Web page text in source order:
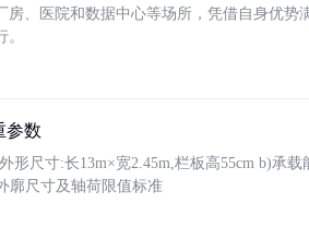
房、医院和数据中心等场所，凭借自身优势
参数
形尺寸:长13m×宽2.45m,栏板高55cm b)承
廓尺寸及轴荷限值标准